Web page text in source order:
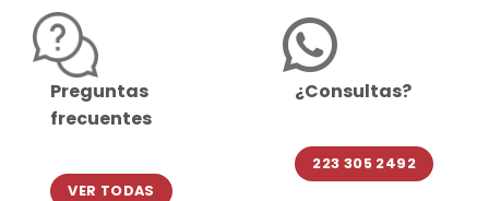
Preguntas
frecuentes
VER TODAS
¿Consultas?
223 305 2492